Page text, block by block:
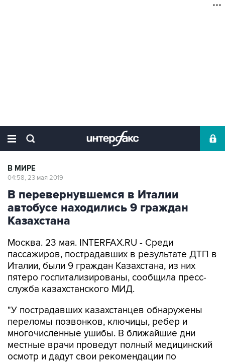
В МИРЕ
04:58, 23 мая 2019
В перевернувшемся в Италии
автобусе находились 9 граждан
Казахстана
Москва. 23 мая. INTERFAX.RU - Среди
пассажиров, пострадавших в результате ДТП в
Италии, были 9 граждан Казахстана, из них
пятеро госпитализированы, сообщила пресс-
служба казахстанского МИД.
"У пострадавших казахстанцев обнаружены
переломы позвонков, ключицы, ребер и
многочисленные ушибы. В ближайшие дни
местные врачи проведут полный медицинский
осмотр и дадут свои рекомендации по